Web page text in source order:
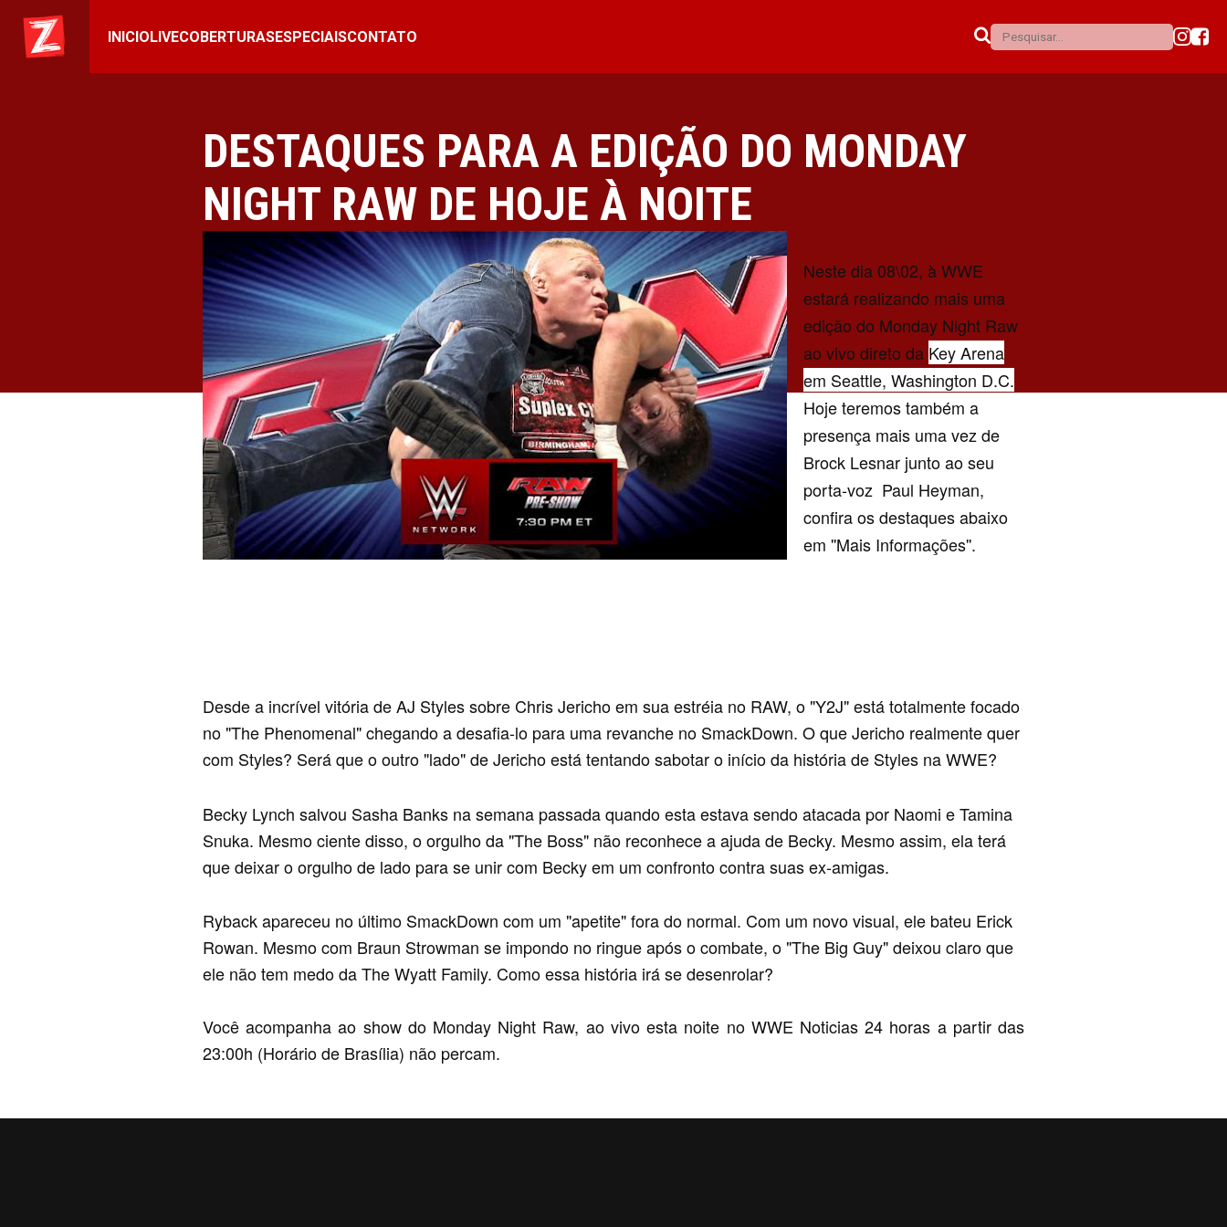
INICIOLIVECOBERTURASESPECIAISCONTATO
DESTAQUES PARA A EDIÇÃO DO MONDAY
NIGHT RAW DE HOJE À NOITE
Neste dia 08\02, à WWE
estará realizando mais uma
edição do Monday Night Raw
ao vivo direto da Key Arena
em Seattle, Washington D.C.
Hoje teremos também a
presença mais uma vez de
Brock Lesnar junto ao seu
porta-voz Paul Heyman,
confira os destaques abaixo
em ''Mais Informações''.
Desde a incrível vitória de AJ Styles sobre Chris Jericho em sua estréia no RAW, o "Y2J" está totalmente focado
no "The Phenomenal" chegando a desafia-lo para uma revanche no SmackDown. O que Jericho realmente quer
com Styles? Será que o outro "lado" de Jericho está tentando sabotar o início da história de Styles na WWE?
Becky Lynch salvou Sasha Banks na semana passada quando esta estava sendo atacada por Naomi e Tamina
Snuka. Mesmo ciente disso, o orgulho da "The Boss" não reconhece a ajuda de Becky. Mesmo assim, ela terá
que deixar o orgulho de lado para se unir com Becky em um confronto contra suas ex-amigas.
Ryback apareceu no último SmackDown com um "apetite" fora do normal. Com um novo visual, ele bateu Erick
Rowan. Mesmo com Braun Strowman se impondo no ringue após o combate, o "The Big Guy" deixou claro que
ele não tem medo da The Wyatt Family. Como essa história irá se desenrolar?
Você acompanha ao show do Monday Night Raw, ao vivo esta noite no WWE Noticias 24 horas a partir das
23:00h (Horário de Brasília) não percam.